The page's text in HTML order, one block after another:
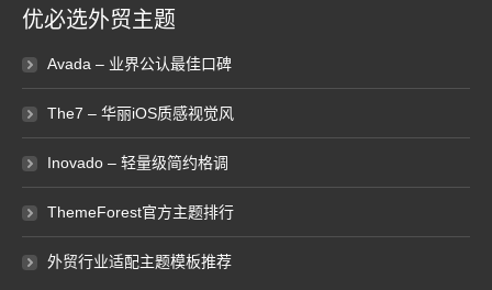
优必选外贸主题
Avada – 业界公认最佳口碑
The7 – 华丽iOS质感视觉风
Inovado – 轻量级简约格调
ThemeForest官方主题排行
外贸行业适配主题模板推荐